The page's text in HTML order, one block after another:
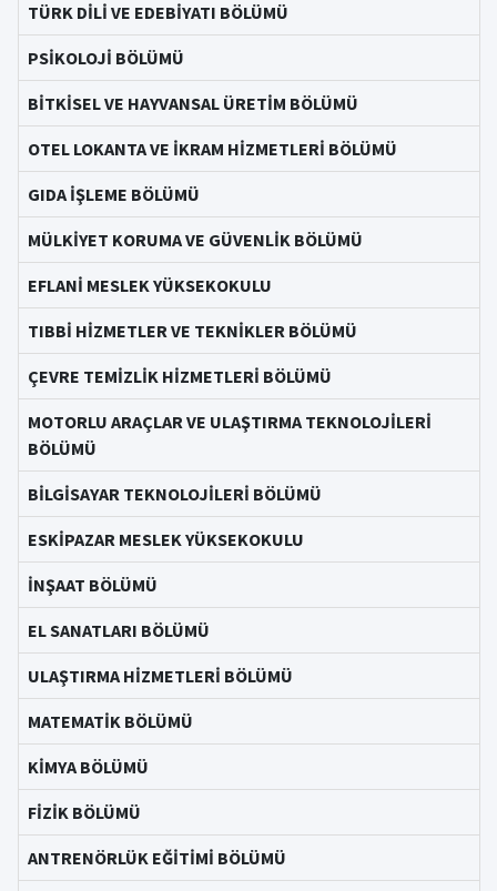
TÜRK DİLİ VE EDEBİYATI BÖLÜMÜ
PSİKOLOJİ BÖLÜMÜ
BİTKİSEL VE HAYVANSAL ÜRETİM BÖLÜMÜ
OTEL LOKANTA VE İKRAM HİZMETLERİ BÖLÜMÜ
GIDA İŞLEME BÖLÜMÜ
MÜLKİYET KORUMA VE GÜVENLİK BÖLÜMÜ
EFLANİ MESLEK YÜKSEKOKULU
TIBBİ HİZMETLER VE TEKNİKLER BÖLÜMÜ
ÇEVRE TEMİZLİK HİZMETLERİ BÖLÜMÜ
MOTORLU ARAÇLAR VE ULAŞTIRMA TEKNOLOJİLERİ
BÖLÜMÜ
BİLGİSAYAR TEKNOLOJİLERİ BÖLÜMÜ
ESKİPAZAR MESLEK YÜKSEKOKULU
İNŞAAT BÖLÜMÜ
EL SANATLARI BÖLÜMÜ
ULAŞTIRMA HİZMETLERİ BÖLÜMÜ
MATEMATİK BÖLÜMÜ
KİMYA BÖLÜMÜ
FİZİK BÖLÜMÜ
ANTRENÖRLÜK EĞİTİMİ BÖLÜMÜ